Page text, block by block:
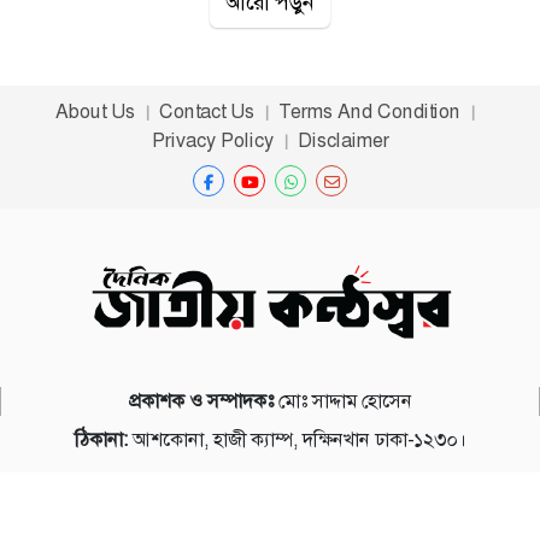
তার মতে, উন্নয়ন কার্যক্রম অব্যাহত রাখতে হলে জনগণের ঐক্য
নাব্যতা কমে যাওয়ায় কৃষি ও জনজীবনে সমস্যা দেখা দিচ্ছিল।
বর্ষা মৌসুমে জলাবদ্ধতা এবং শুষ্ক মৌসুমে পানির অভাব—এই দুই
সমস্যাই স্থানীয়দের ভোগান্তি বাড়িয়ে তুলছিল। এর আগে দেশের
বিভিন্ন স্থানে খাল পুনঃখননের মাধ্যমে ইতিবাচক পরিবর্তন দেখা
করেছে। বাংলাদেশে খাল পুনঃখনন শুধু পানি ব্যবস্থাপনার জন্য
নয়, পরিবেশ রক্ষার ক্ষেত্রেও গুরুত্বপূর্ণ ভূমিকা রাখে। এতে করে
ভূগর্ভস্থ পানির ওপর চাপ কমে এবং জীববৈচিত্র্য সংরক্ষণে সহায়তা
কৃষি উৎপাদন বাড়াতে এবং গ্রামীণ অর্থনীতিকে শক্তিশালী করতে
সহায়ক। সমাবেশে স্থানীয় নেতারা প্রধানমন্ত্রীর ঘোষণাগুলোকে
স্বাগত জানান এবং এসব উদ্যোগ দ্রুত বাস্তবায়নের দাবি জানান।
About Us Contact Us
Terms And Condition
Privacy Policy
Disclaimer
প্রকাশক ও সম্পাদকঃমোঃ সাদ্দাম হোসেন
ঠিকানা:আশকোনা, হাজী ক্যাম্প, দক্ষিনখান ঢাকা-১২৩০।